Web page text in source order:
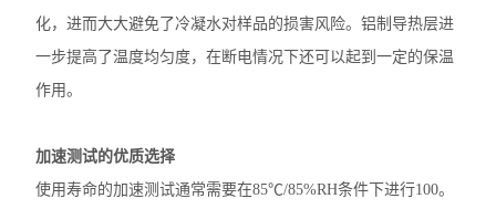
化，进而大大避免了冷凝水对样品的损害风险。铝制导热层进
一步提高了温度均匀度，在断电情况下还可以起到一定的保温
作用。
加速测试的优质选择
使用寿命的加速测试通常需要在85℃/85%RH条件下进行100。